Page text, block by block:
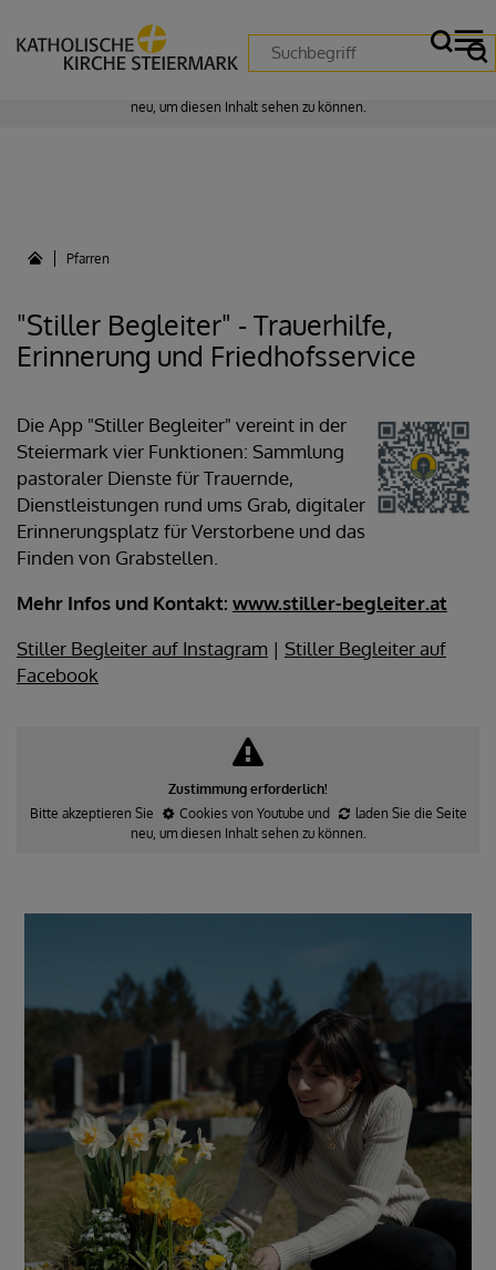
Zustimmung erforderlich!
neu, um diesen Inhalt sehen zu können.
Pfarren
"Stiller Begleiter" - Trauerhilfe,
Erinnerung und Friedhofsservice
Die App "Stiller Begleiter" vereint in der
Steiermark vier Funktionen: Sammlung
pastoraler Dienste für Trauernde,
Dienstleistungen rund ums Grab, digitaler
Erinnerungsplatz für Verstorbene und das
Finden von Grabstellen.
Mehr Infos und Kontakt: www.stiller-begleiter.at
Stiller Begleiter auf Instagram | Stiller Begleiter auf
Facebook
Zustimmung erforderlich!
Bitte akzeptieren Sie
Cookies von Youtube und
laden Sie die Seite
neu, um diesen Inhalt sehen zu können.